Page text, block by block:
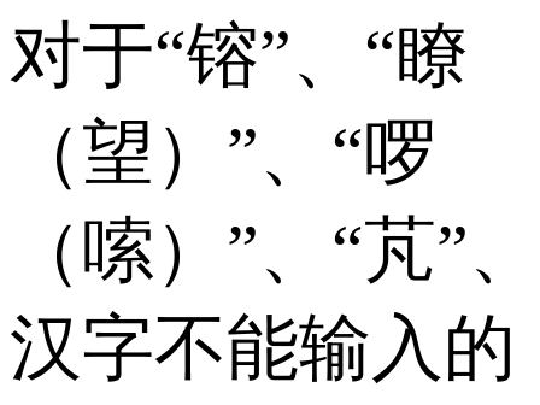
对于“镕”、“瞭
（望）”、“啰
（嗦）”、“芃”
汉字不能输入的